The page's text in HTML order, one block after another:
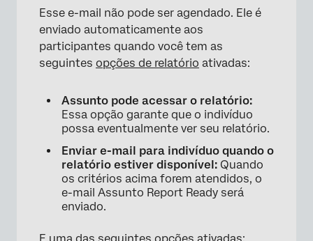
Esse e-mail não pode ser agendado. Ele é
enviado automaticamente aos
participantes quando você tem as
seguintes opções de relatório ativadas:
Assunto pode acessar o relatório:
Essa opção garante que o indivíduo
possa eventualmente ver seu relatório.
Enviar e-mail para indivíduo quando o
relatório estiver disponível: Quando
os critérios acima forem atendidos, o
e-mail Assunto Report Ready será
enviado.